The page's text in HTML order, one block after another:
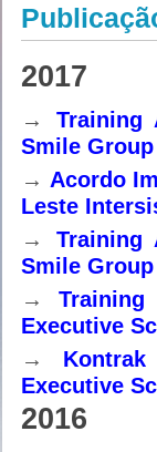
2017
→
Training
Smile Group
→ Acordo
Leste
→
Training
Smile Group
→
Training
Executive
→
Executive
2016